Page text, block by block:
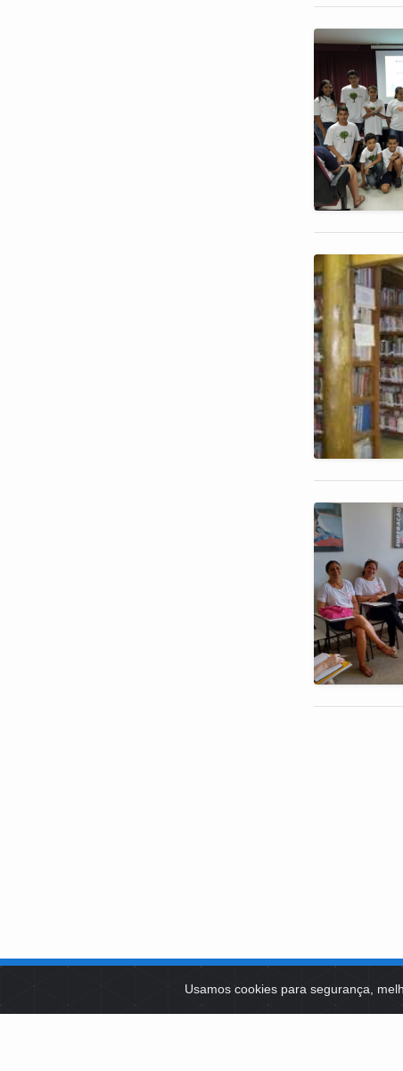
Usamos cookies para segurança,